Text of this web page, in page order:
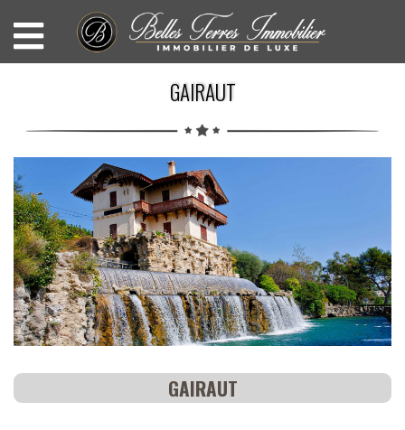
GAIRAUT
GAIRAUT